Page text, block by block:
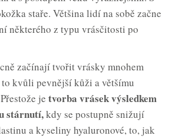
staře. Většina lidí na sobě začne
některého z typu vrásčitosti po
začínají tvořit vrásky mnohem
kvůli pevnější kůži a většímu
Přestože je tvorba vrásek výsledkem
stárnutí,kdy se postupně snižují
a kyseliny hyaluronové, to, jak